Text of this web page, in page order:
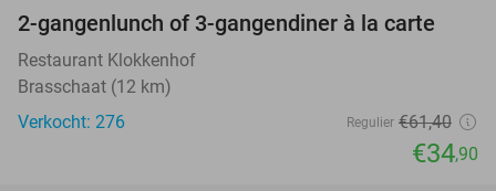
43%
2-gangenlunch of 3-gangendiner à la carte
Restaurant Klokkenhof
Brasschaat (12 km)
Verkocht: 276
Regulier €61,40
€34,90